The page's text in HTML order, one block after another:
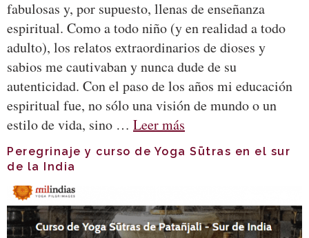
fabulosas y, por supuesto, llenas de enseñanza
espiritual. Como a todo niño (y en realidad a todo
adulto), los relatos extraordinarios de dioses y
sabios me cautivaban y nunca dude de su
autenticidad. Con el paso de los años mi educación
espiritual fue, no sólo una visión de mundo o un
estilo de vida, sino … Leer más
Peregrinaje y curso de Yoga Sūtras en el sur
de la India